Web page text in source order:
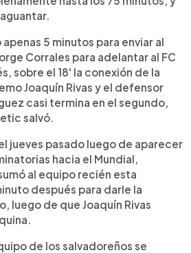
5 minutos para enviar al
Corrales para adelantar al FC
sobre el 18' la conexión de la
Joaquín Rivas y el defensor
casi termina en el segundo,
salvó.
jueves pasado luego de aparecer
hacia el Mundial,
al equipo recién esta
después para darle la
luego de que Joaquín Rivas
de los salvadoreños se